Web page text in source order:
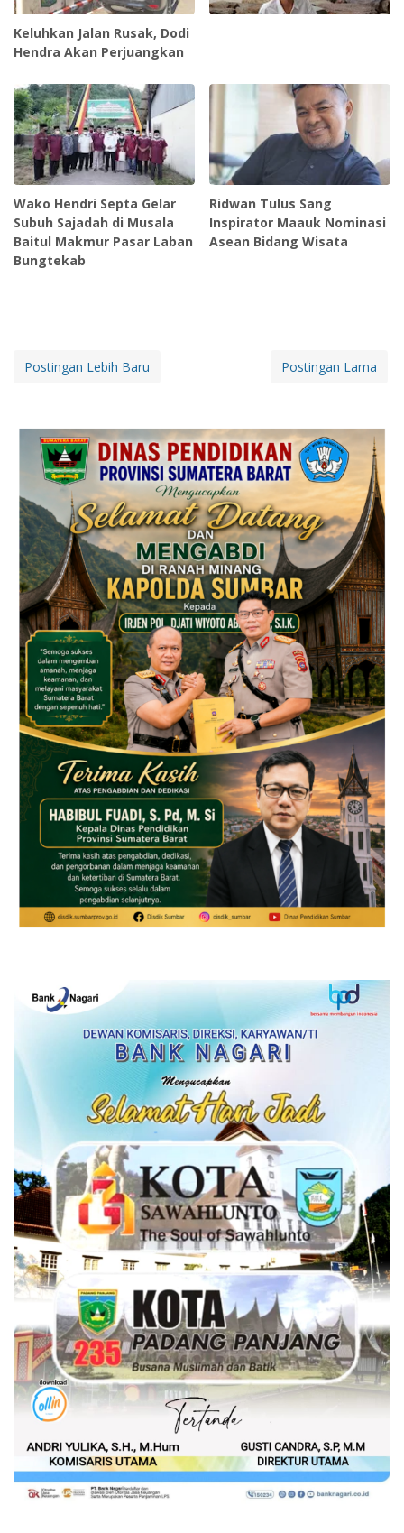
Keluhkan Jalan Rusak, Dodi
Hendra Akan Perjuangkan
Wako Hendri Septa Gelar
Subuh Sajadah di Musala
Baitul Makmur Pasar Laban
Bungtekab
Ridwan Tulus Sang
Inspirator Maauk Nominasi
Asean Bidang Wisata
Postingan Lebih Baru Postingan Lama